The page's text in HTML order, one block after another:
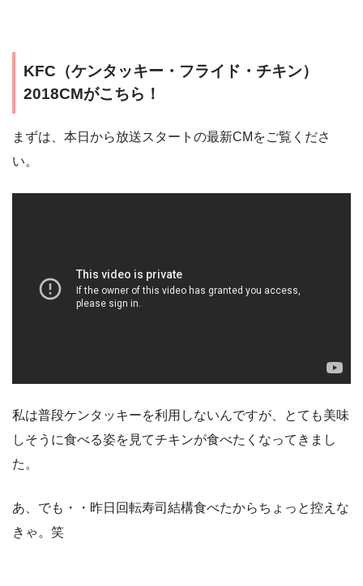
KFC（ケンタッキー・フライド・チキン）
2018CMがこちら！
まずは、本日から放送スタートの最新CMをご覧くださ
い。
私は普段ケンタッキーを利用しないんですが、とても美味
しそうに食べる姿を見てチキンが食べたくなってきまし
た。
あ、でも・・昨日回転寿司結構食べたからちょっと控えな
きゃ。笑